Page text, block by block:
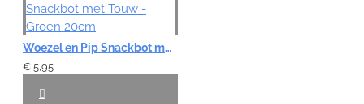
Woezel en Pip Snackbot met Touw - Groen 20cm
€ 5,95